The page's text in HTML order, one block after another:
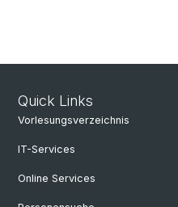
Quick Links
Vorlesungsverzeichnis
IT-Services
Online Services